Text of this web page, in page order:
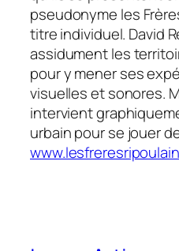
pseudonyme les
titre individuel. David
assidument les
pour y mener ses
visuelles et sonores.
intervient
urbain pour se jouer